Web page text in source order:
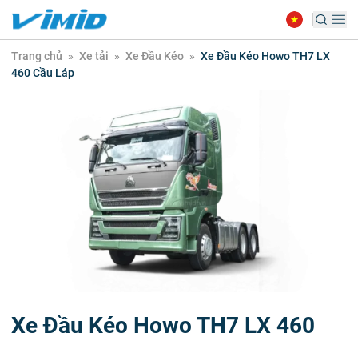
Trang chủ » Xe tải » Xe Đầu Kéo » Xe Đầu Kéo Howo TH7 LX
460 Cầu Láp
Xe Đầu Kéo Howo TH7 LX 460